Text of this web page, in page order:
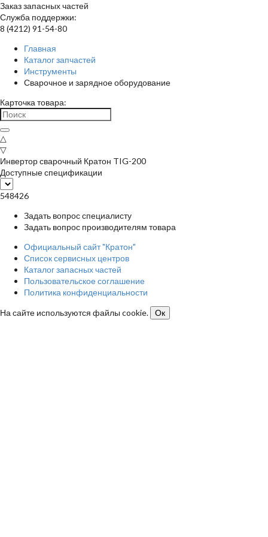
Заказ запасных частей
Служба поддержки:
8 (4212) 91-54-80
Главная
Каталог запчастей
Инструменты
Сварочное и зарядное оборудование
Карточка товара:
△
▽
Инвертор сварочный Кратон TIG-200
Доступные спецификации
548426
Задать вопрос специалисту
Задать вопрос производителям товара
Официальный сайт "Кратон"
Список сервисных центров
Каталог запасных частей
Пользовательское соглашение
Политика конфиденциальности
На сайте используются файлы cookie.
Ок